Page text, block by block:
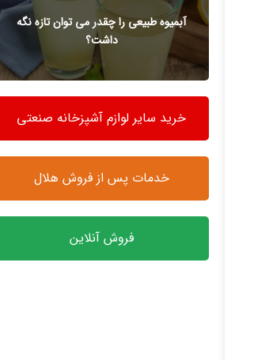
آبمیوه طبیعی را چقدر می توان تازه نگه
داشت؟
خرید سایر لوازم آشپزخانه صنعتی
خدمات پس از فروش هلال
فروش آنلاین